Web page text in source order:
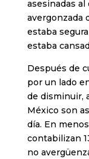
asesinadas al
avergonzada
estaba
estaba
Después de
por un lado
de disminuir,
México son
día. En
contabilizan
no